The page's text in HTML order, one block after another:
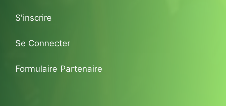
S'inscrire
Se Connecter
Formulaire Partenaire